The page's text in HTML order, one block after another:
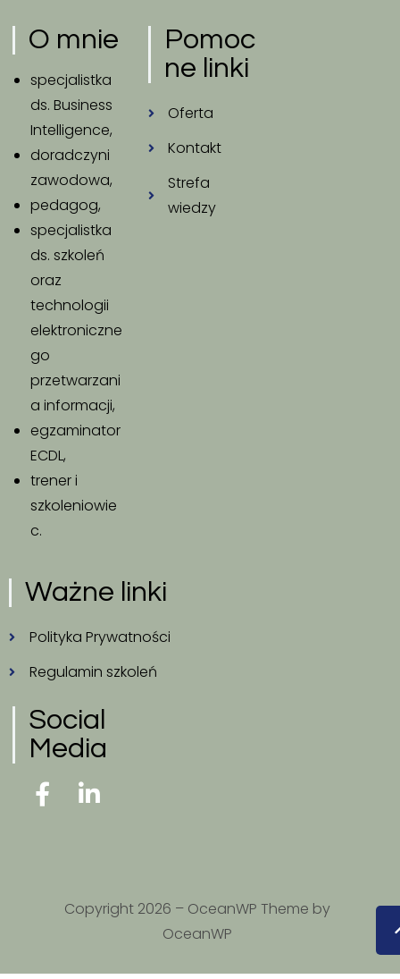
O mnie
specjalistka
ds. Business
Intelligence,
doradczyni
zawodowa,
pedagog,
specjalistka
ds. szkoleń
oraz
technologii
elektroniczne
go
przetwarzani
a informacji,
egzaminator
ECDL,
trener i
szkoleniowie
c.
Pomoc
ne linki
Oferta
Kontakt
Strefa
wiedzy
Ważne linki
Polityka Prywatności
Regulamin szkoleń
Social
Media
Copyright 2026 – OceanWP Theme by
OceanWP